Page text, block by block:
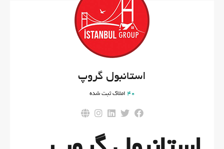
استانبول گروپ
40 املاک ثبت شده